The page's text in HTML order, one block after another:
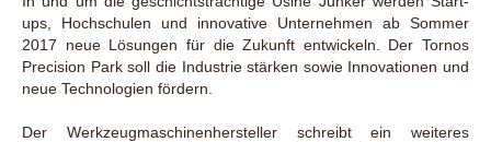
ups, Hochschulen und innovative Unternehmen ab Sommer
2017 neue Lösungen für die Zukunft entwickeln. Der Tornos
Precision Park soll die Industrie stärken sowie Innovationen und
neue Technologien fördern.
Der Werkzeugmaschinenhersteller schreibt ein weiteres